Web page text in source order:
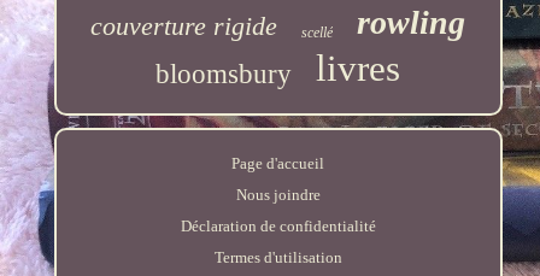
couverture rigide scellé rowling
bloomsbury livres
Page d'accueil
Nous joindre
Déclaration de confidentialité
Termes d'utilisation